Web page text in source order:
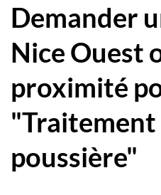
Demander
Nice Ouest
proximité
"Traitement
poussière"